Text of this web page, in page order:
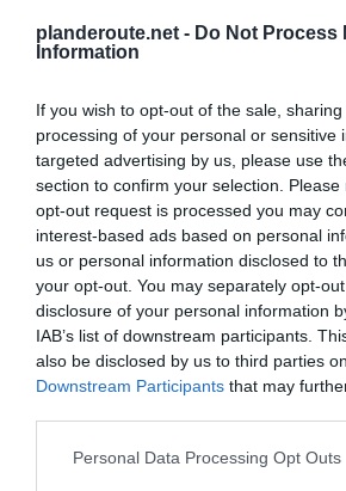
planderoute.net - Do Not Process
Information
If you wish to opt-out of the sale,
processing of your personal or sensitive
targeted advertising by us, please use
section to confirm your selection.
opt-out request is processed you may
interest-based ads based on personal
us or personal information disclosed to
your opt-out. You may separately opt-
disclosure of your personal information
IAB’s list of downstream participants.
also be disclosed by us to third parties
Downstream Participants that may
Personal Data Processing Opt Outs
Agrandir le plan